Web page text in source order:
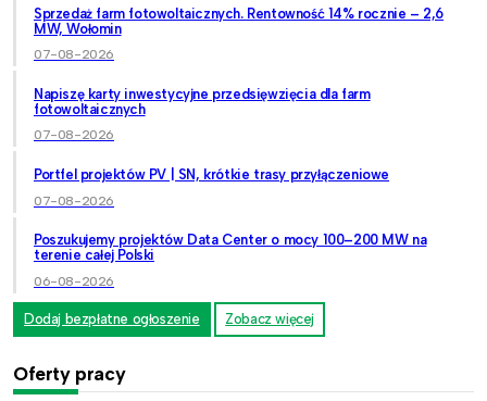
Sprzedaż farm fotowoltaicznych. Rentowność 14% rocznie – 2,6
MW, Wołomin
07-08-2026
Napiszę karty inwestycyjne przedsięwzięcia dla farm
fotowoltaicznych
07-08-2026
Portfel projektów PV | SN, krótkie trasy przyłączeniowe
07-08-2026
Poszukujemy projektów Data Center o mocy 100–200 MW na
terenie całej Polski
06-08-2026
Dodaj bezpłatne ogłoszenie Zobacz więcej
Oferty pracy